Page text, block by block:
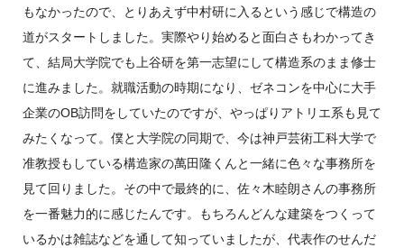
もなかったので、とりあえず中村研に入るという感じで構造の
道がスタートしました。実際やり始めると面白さもわかってき
て、結局大学院でも上谷研を第一志望にして構造系のまま修士
に進みました。就職活動の時期になり、ゼネコンを中心に大手
企業のOB訪問をしていたのですが、やっぱりアトリエ系も見て
みたくなって。僕と大学院の同期で、今は神戸芸術工科大学で
准教授もしている構造家の萬田隆くんと一緒に色々な事務所を
見て回りました。その中で最終的に、佐々木睦朗さんの事務所
を一番魅力的に感じたんです。もちろんどんな建築をつくって
いるかは雑誌などを通して知っていましたが、代表作のせんだ